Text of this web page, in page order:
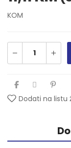
KOM
Dodati na listu